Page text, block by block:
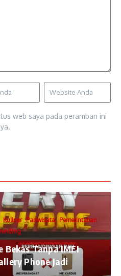
web saya pada peramban ini
Kuliner Pariwisata Pemerintahan
Bekas Tanpa IMEI
Phone Jadi